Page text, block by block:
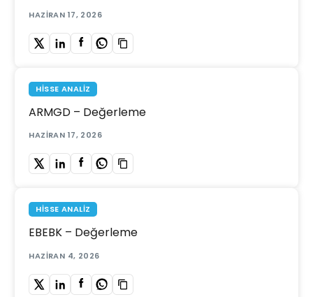
HAZIRAN 17, 2026
HISSE ANALIZ
ARMGD – Değerleme
HAZIRAN 17, 2026
HISSE ANALIZ
EBEBK – Değerleme
HAZIRAN 4, 2026